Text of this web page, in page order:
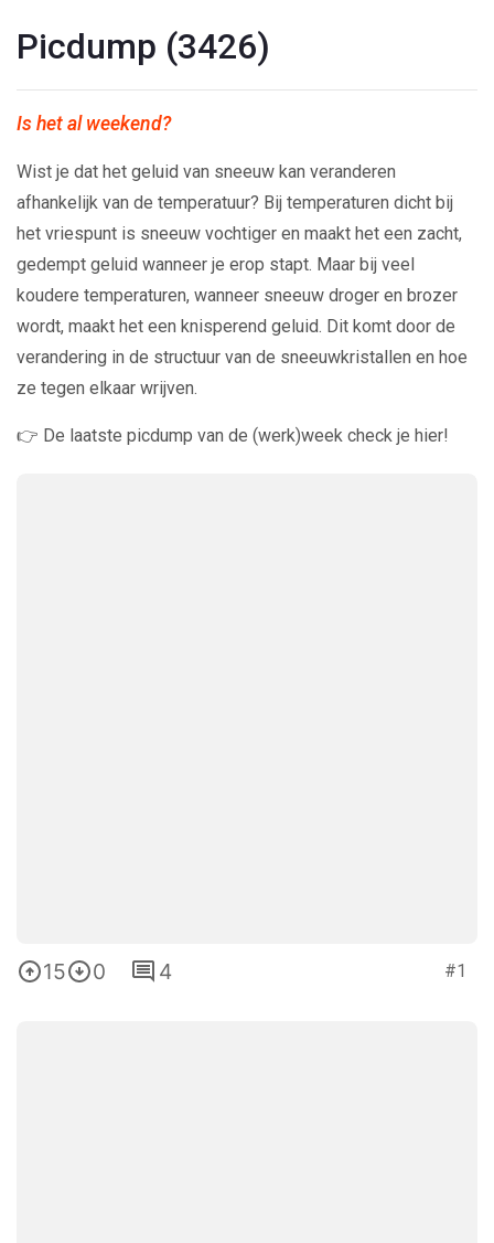
Picdump (3426)
Is het al weekend?
Wist je dat het geluid van sneeuw kan veranderen
afhankelijk van de temperatuur? Bij temperaturen dicht bij
het vriespunt is sneeuw vochtiger en maakt het een zacht,
gedempt geluid wanneer je erop stapt. Maar bij veel
koudere temperaturen, wanneer sneeuw droger en brozer
wordt, maakt het een knisperend geluid. Dit komt door de
verandering in de structuur van de sneeuwkristallen en hoe
ze tegen elkaar wrijven.
👉 De laatste picdump van de (werk)week check je hier!
15 0 4 #1